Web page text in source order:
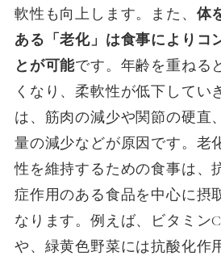
軟性も向上します。また、 体
ある「老化」は食事によりコ
とが可能です。年齢を重ねる
くなり、柔軟性が低下してい
は、筋肉の減少や関節の硬直
量の減少などが原因です。老
性を維持するための食事は、
症作用のある食品を中心に摂
なります。例えば、ビタミン
や、緑黄色野菜には抗酸化作